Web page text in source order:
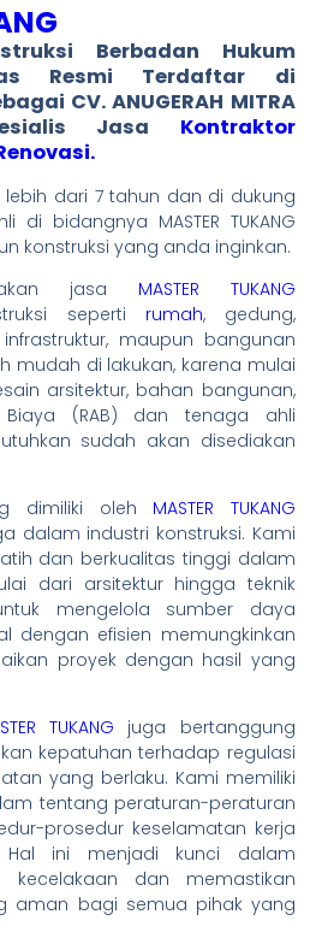
Berbadan Hukum
Resmi Terdaftar di
CV. ANUGERAH MITRA
Jasa Kontraktor
dari 7 tahun dan di dukung
bidangnya MASTER TUKANG
konstruksi yang anda inginkan.
jasa MASTER TUKANG
seperti rumah, gedung,
maupun bangunan
mudah di lakukan, karena mulai
arsitektur, bahan bangunan,
Biaya (RAB) dan tenaga ahli
sudah akan disediakan
dimiliki oleh MASTER TUKANG
dalam industri konstruksi. Kami
dan berkualitas tinggi dalam
dari arsitektur hingga teknik
mengelola sumber daya
dengan efisien memungkinkan
proyek dengan hasil yang
TUKANG juga bertanggung
kepatuhan terhadap regulasi
yang berlaku. Kami memiliki
tentang peraturan-peraturan
prosedur keselamatan kerja
ini menjadi kunci dalam
kecelakaan dan memastikan
aman bagi semua pihak yang